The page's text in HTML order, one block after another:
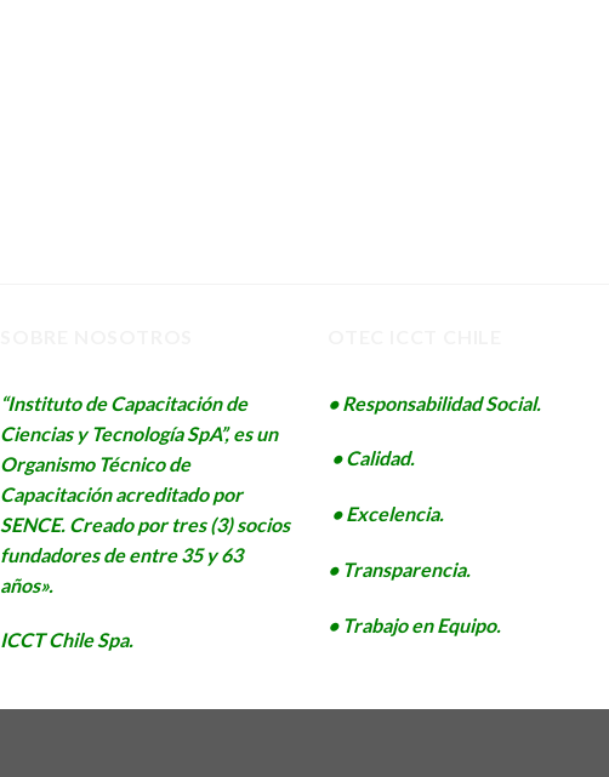
“Instituto de Capacitación de
Ciencias y Tecnología SpA”, es un
Organismo Técnico de
Capacitación acreditado por
SENCE. Creado por tres (3) socios
fundadores de entre 35 y 63
años».
ICCT Chile Spa.
• Responsabilidad Social.
• Calidad.
• Excelencia.
• Transparencia.
• Trabajo en Equipo.